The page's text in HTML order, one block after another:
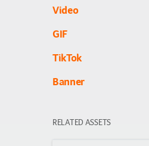
Video
GIF
TikTok
Banner
RELATED ASSETS